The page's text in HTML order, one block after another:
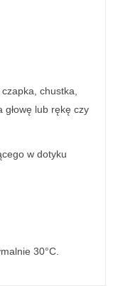
chustka,
lub rękę czy
w dotyku
30°C.